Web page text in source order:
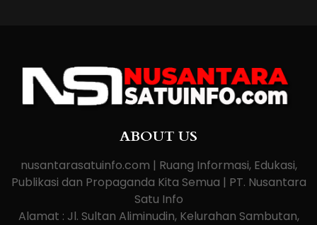
ABOUT US
nusantarasatuinfo.com | Ruang Informasi, Edukasi,
Publikasi dan Propaganda Kita Semua | PT. Nusantara
Satu Info
Alamat : Jl. Sultan Aliminudin, Kelurahan Sambutan,